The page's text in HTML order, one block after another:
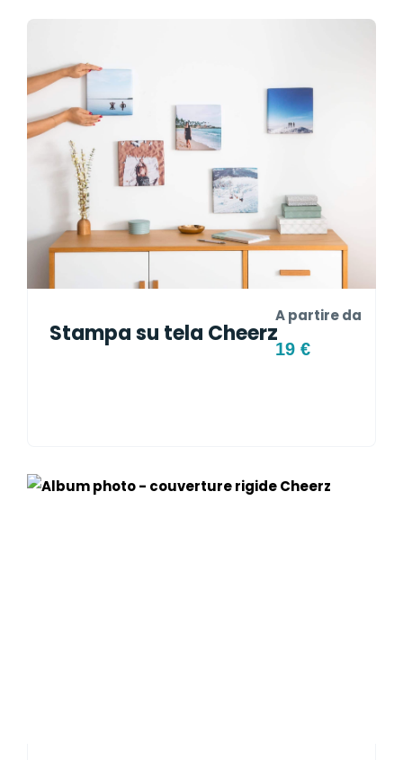
Stampa su tela Cheerz
A partire da
19 €